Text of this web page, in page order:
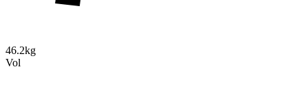
46.2kg
Vol